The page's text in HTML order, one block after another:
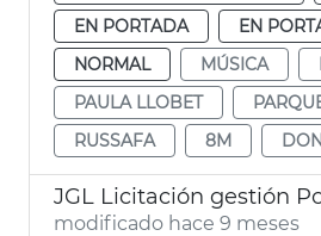
EN PORTADA
EN
NORMAL
MÚSICA
PAULA LLOBET
RUSSAFA
8M
modificado hace 9 meses